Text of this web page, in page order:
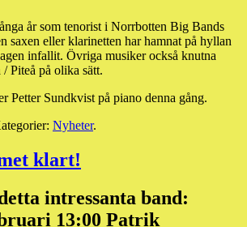
år som tenorist i Norrbotten Big Bands
saxen eller klarinetten har hamnat på hyllan
infallit. Övriga musiker också knutna
Piteå på olika sätt.
Petter Sundkvist på piano denna gång.
Nyheter.
klart!
intressanta band:
13:00 Patrik